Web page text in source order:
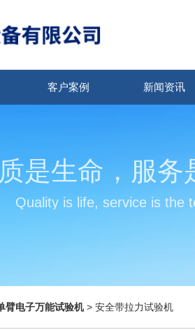
客户案例 新闻资讯
是生命，服务
Quality is life, service is the
臂电子万能试验机> 安全带拉力试验机